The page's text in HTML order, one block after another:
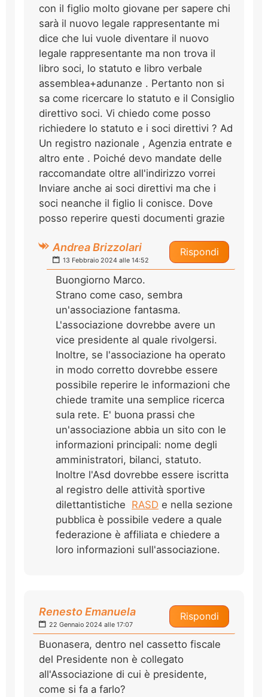
con il figlio molto giovane per sapere chi
sarà il nuovo legale rappresentante mi
dice che lui vuole diventare il nuovo
legale rappresentante ma non trova il
libro soci, lo statuto e libro verbale
assemblea+adunanze . Pertanto non si
sa come ricercare lo statuto e il Consiglio
direttivo soci. Vi chiedo come posso
richiedere lo statuto e i soci direttivi ? Ad
Un registro nazionale , Agenzia entrate e
altro ente . Poiché devo mandate delle
raccomandate oltre all'indirizzo vorrei
Inviare anche ai soci direttivi ma che i
soci neanche il figlio li conisce. Dove
posso reperire questi documenti grazie
Rispondi
Andrea Brizzolari
13 Febbraio 2024 alle 14:52
Buongiorno Marco.
Strano come caso, sembra
un'associazione fantasma.
L'associazione dovrebbe avere un
vice presidente al quale rivolgersi.
Inoltre, se l'associazione ha operato
in modo corretto dovrebbe essere
possibile reperire le informazioni che
chiede tramite una semplice ricerca
sula rete. E' buona prassi che
un'associazione abbia un sito con le
informazioni principali: nome degli
amministratori, bilanci, statuto.
Inoltre l'Asd dovrebbe essere iscritta
al registro delle attività sportive
dilettantistiche RASD e nella sezione
pubblica è possibile vedere a quale
federazione è affiliata e chiedere a
loro informazioni sull'associazione.
Rispondi
Renesto Emanuela
22 Gennaio 2024 alle 17:07
Buonasera, dentro nel cassetto fiscale
del Presidente non è collegato
all'Associazione di cui è presidente,
come si fa a farlo?